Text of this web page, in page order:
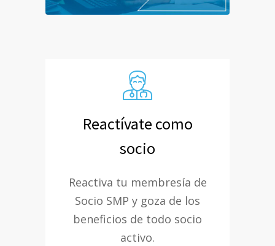
Reactívate como
socio
Reactiva tu membresía de
Socio SMP y goza de los
beneficios de todo socio
activo.